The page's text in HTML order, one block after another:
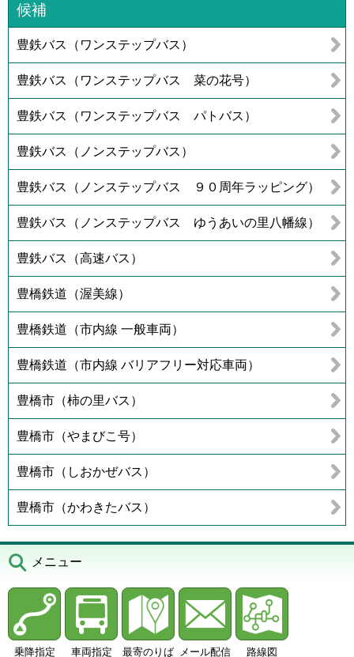
候補
豊鉄バス（ワンステップバス）
豊鉄バス（ワンステップバス 菜の花号）
豊鉄バス（ワンステップバス パトバス）
豊鉄バス（ノンステップバス）
豊鉄バス（ノンステップバス ９０周年ラッピング）
豊鉄バス（ノンステップバス ゆうあいの里八幡線）
豊鉄バス（高速バス）
豊橋鉄道（渥美線）
豊橋鉄道（市内線 一般車両）
豊橋鉄道（市内線 バリアフリー対応車両）
豊橋市（柿の里バス）
豊橋市（やまびこ号）
豊橋市（しおかぜバス）
豊橋市（かわきたバス）
メニュー
乗降指定 車両指定 最寄のりば メール配信 路線図